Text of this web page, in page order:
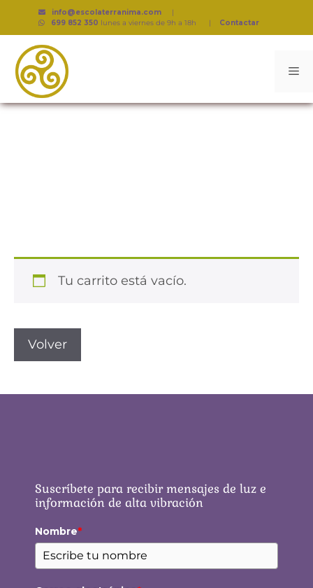
info@escolaterranima.com |
699 852 350 lunes a viernes de 9h a 18h | Contactar
Tu carrito está vacío.
Volver
Suscríbete para recibir mensajes de luz e
información de alta vibración
Nombre*